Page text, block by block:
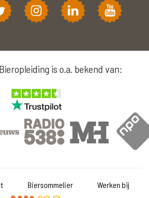
is o.a. bekend van:
Biersommelier Werken bij